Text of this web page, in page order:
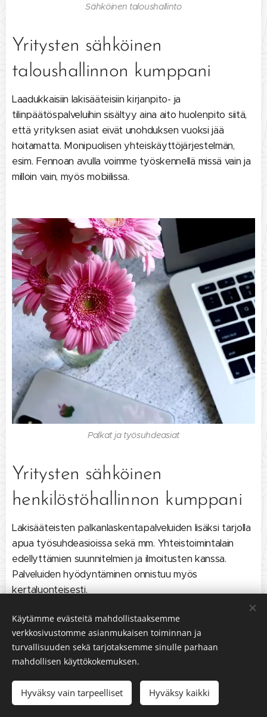
Sähköinen taloushallinto
Yritysten sähköinen
taloushallinnon kumppani
Laadukkaisiin lakisääteisiin kirjanpito- ja
tilinpäätöspalveluihin sisältyy aina aito huolenpito siitä,
että yrityksen asiat eivät unohduksen vuoksi jää
hoitamatta. Monipuolisen yhteiskäyttöjärjestelmän,
esim. Fennoan avulla voimme työskennellä missä vain ja
milloin vain, myös mobiilissa.
Palkat ja työsuhdeasiat
Yritysten sähköinen
henkilöstöhallinnon kumppani
Lakisääteisten palkanlaskentapalveluiden lisäksi tarjolla
apua työsuhdeasioissa sekä mm. Yhteistoimintalain
edellyttämien suunnitelmien ja ilmoitusten kanssa.
Palveluiden hyödyntäminen onnistuu myös
kertaluonteisesti.
Käytämme evästeitä mahdollistaaksemme
verkkosivustomme asianmukaisen toiminnan ja
turvallisuuden sekä tarjotaksemme sinulle parhaan
mahdollisen käyttökokemuksen.
Hyväksy vain tarpeelliset Hyväksy kaikki